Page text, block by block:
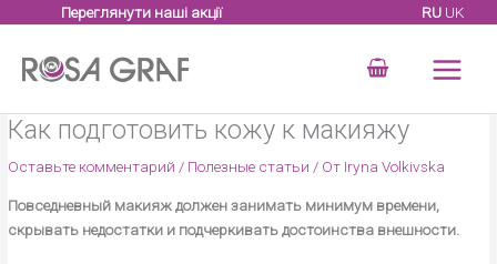
содержимому
Переглянути наші акції RU UK
Как подготовить кожу к макияжу
Оставьте комментарий / Полезные статьи / От Iryna Volkivska
Повседневный макияж должен занимать минимум времени,
скрывать недостатки и подчеркивать достоинства внешности.